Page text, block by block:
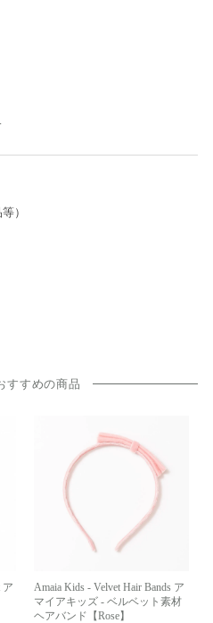
）
すすめの商品
ア
Amaia Kids - Velvet Hair Bands ア
マイアキッズ - ベルベット素材
ヘアバンド【Rose】